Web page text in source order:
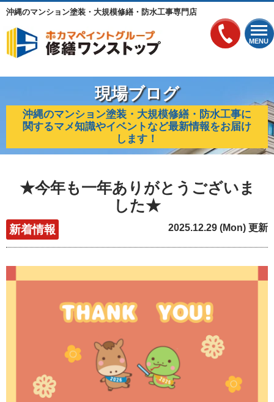
MENU
沖縄のマンション塗装・大規模修繕・防水工事専門店
現場ブログ
沖縄のマンション塗装・大規模修繕・防水工事に
関するマメ知識やイベントなど最新情報をお届け
します！
★今年も一年ありがとうございま
した★
新着情報 2025.12.29 (Mon) 更新